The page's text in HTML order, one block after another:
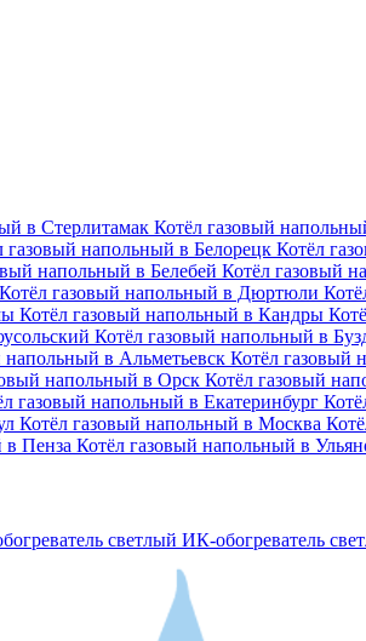
в Стерлитамак Котёл газовый
газовый напольный в Белорецк Котёл
напольный в Белебей Котёл газовый
Котёл газовый напольный в Дюртюли
Котёл газовый напольный в Кандры
Котёл газовый напольный в
напольный в Альметьевск Котёл газовый
напольный в Орск Котёл газовый
газовый напольный в Екатеринбург
Котёл газовый напольный в Москва
в Пенза Котёл газовый напольный в
светлый ИК-обогреватель